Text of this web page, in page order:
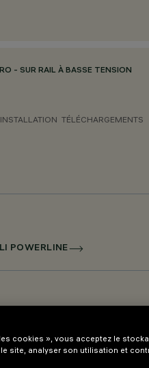
- SUR RAIL À BASSE TENSION
INSTALLATION TÉLÉCHARGEMENTS
POWERLINE
cookies », vous acceptez le
site, analyser son utilisation et